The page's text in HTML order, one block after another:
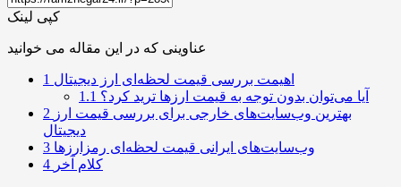
کپی لینک
عناوینی که در این مقاله می خوانید
1 اهیمت بررسی قیمت لحظه‌ای ارز دیجیتال
1.1 آیا می‌توان بدون توجه به قیمت ارزها ترید کرد؟
2
دیجیتال
3 وب‌سایت‌های ایرانی قیمت لحظه‌ای رمزارزها
4 کلام آخر